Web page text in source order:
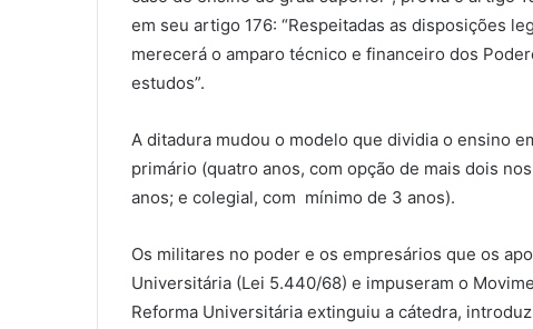
em seu artigo 176: “Respeitadas as disposições
merecerá o amparo técnico e financeiro dos
estudos”.
A ditadura mudou o modelo que dividia o ensino
primário (quatro anos, com opção de mais dois
anos; e colegial, com mínimo de 3 anos).
Os militares no poder e os empresários que os
Universitária (Lei 5.440/68) e impuseram o
Reforma Universitária extinguiu a cátedra,